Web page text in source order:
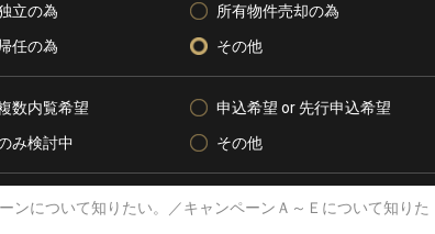
立の為
所有物件売却の為
任の為 その他
数内覧希望
申込希望 or 先行申込希望
み検討中 その他